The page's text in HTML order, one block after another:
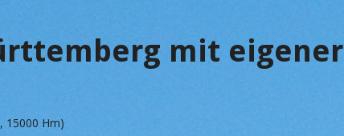
mit eigener
15000 Hm)